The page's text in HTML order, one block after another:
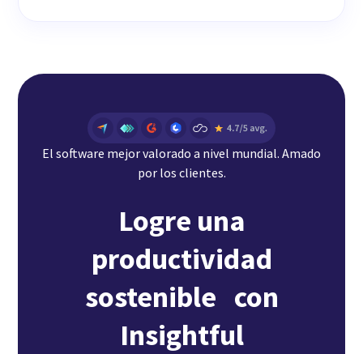
El software mejor valorado a nivel mundial. Amado
por los clientes.
Logre una
productividad
sostenible con
Insightful